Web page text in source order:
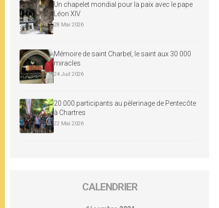
Un chapelet mondial pour la paix avec le pape
Léon XIV
28 Mai 2026
Mémoire de saint Charbel, le saint aux 30 000
miracles
24 Juil 2026
20 000 participants au pèlerinage de Pentecôte
à Chartres
22 Mai 2026
CALENDRIER